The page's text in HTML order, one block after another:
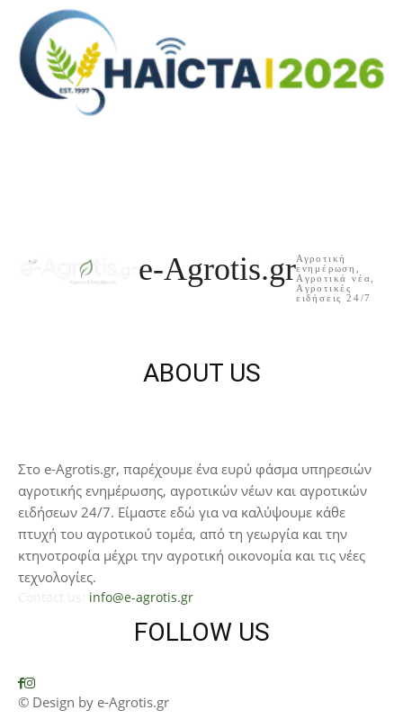
e-Agrotis.grΑγροτική
ενημέρωση,
Aγροτικά νέα,
Aγροτικές
ειδήσεις 24/7
ABOUT US
Στο e-Agrotis.gr, παρέχουμε ένα ευρύ φάσμα υπηρεσιών
αγροτικής ενημέρωσης, αγροτικών νέων και αγροτικών
ειδήσεων 24/7. Είμαστε εδώ για να καλύψουμε κάθε
πτυχή του αγροτικού τομέα, από τη γεωργία και την
κτηνοτροφία μέχρι την αγροτική οικονομία και τις νέες
τεχνολογίες.
info@e-agrotis.gr
FOLLOW US
© Design by e-Agrotis.gr